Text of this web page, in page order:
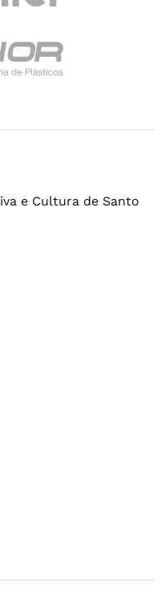
e Cultura de Santo